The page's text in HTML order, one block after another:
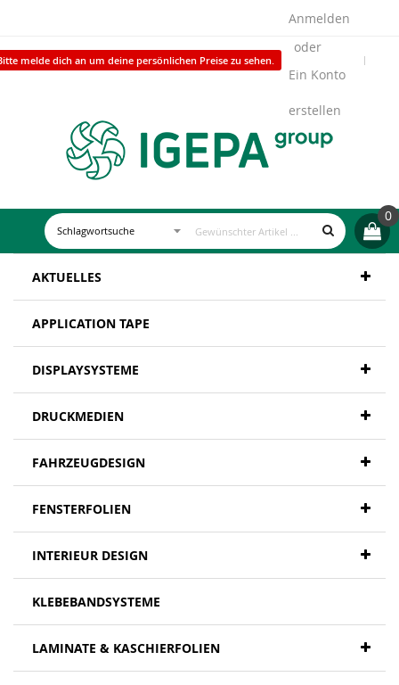
melde dich an um deine persönlichen Preise zu sehen.
Anmelden
Ein Konto
erstellen
0
AKTUELLES
APPLICATION TAPE
DISPLAYSYSTEME
DRUCKMEDIEN
FAHRZEUGDESIGN
FENSTERFOLIEN
INTERIEUR DESIGN
KLEBEBANDSYSTEME
LAMINATE & KASCHIERFOLIEN